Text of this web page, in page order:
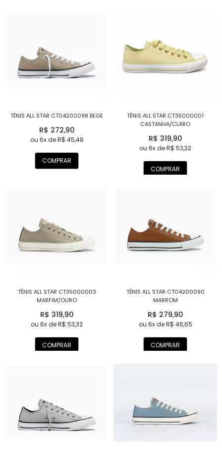
TÊNIS ALL STAR CT04200098 BEGE
R$ 272,90
ou 6x de R$ 45,48
COMPRAR
TÊNIS ALL STAR CT35000001
CASTANHA/CLARO
R$ 319,90
ou 6x de R$ 53,32
COMPRAR
TÊNIS ALL STAR CT35000003
MARFIM/OURO
R$ 319,90
ou 6x de R$ 53,32
COMPRAR
TÊNIS ALL STAR CT04200090
MARROM
R$ 279,90
ou 6x de R$ 46,65
COMPRAR